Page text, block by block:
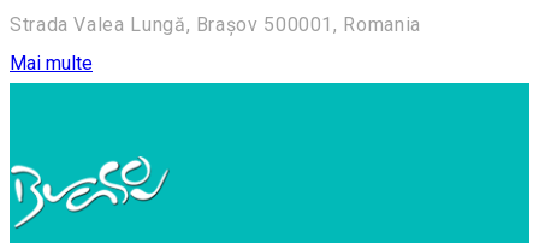
Strada Valea Lungă, Brașov 500001, Romania
Mai multe